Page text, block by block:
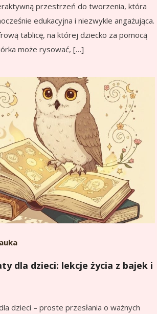
przestrzeń do tworzenia, która
edukacyjna i niezwykle angażująca.
tablicę, na której dziecko za pomocą
może rysować, […]
dla dzieci: lekcje życia z bajek i
dzieci – proste przesłania o ważnych